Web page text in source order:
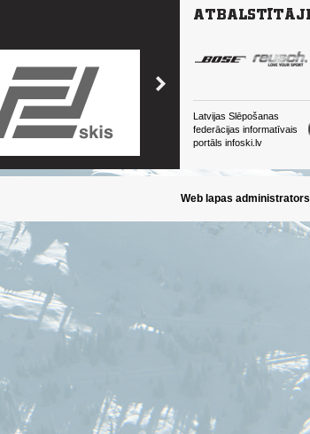
Latvijas Slēpošanas
federācijas informatīvais
portāls infoski.lv
Web lapas administrators